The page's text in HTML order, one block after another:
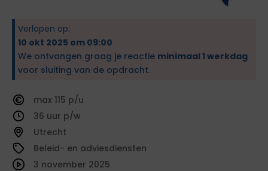
Verlopen op:
10 okt 2025 om 09:00
We ontvangen graag je reactie minimaal 1 werkdag
voor sluiting van de opdracht.
115
36
Utrecht
Beleid- en adviesdiensten
3 november 2025